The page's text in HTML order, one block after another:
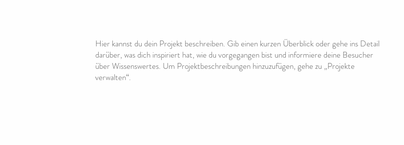
Hier kannst du dein Projekt beschreiben. Gib einen kurzen Überblick oder gehe ins Detail
darüber, was dich inspiriert hat, wie du vorgegangen bist und informiere deine Besucher
über Wissenswertes. Um Projektbeschreibungen hinzuzufügen, gehe zu „Projekte
verwalten“.